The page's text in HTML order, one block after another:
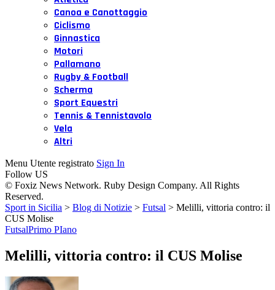
Canoa e Canottaggio
Ciclismo
Ginnastica
Motori
Pallamano
Rugby & Football
Scherma
Sport Equestri
Tennis & Tennistavolo
Vela
Altri
Menu Utente registrato Sign In
Follow US
© Foxiz News Network. Ruby Design Company. All Rights
Reserved.
Sport in Sicilia > Blog di Notizie > Futsal > Melilli, vittoria contro: il
CUS Molise
FutsalPrimo PIano
Melilli, vittoria contro: il CUS Molise